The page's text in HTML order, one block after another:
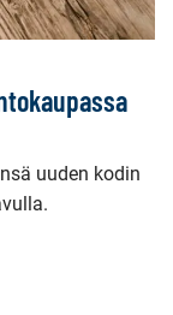
uuden kodin